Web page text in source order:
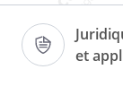
et
VERBAL